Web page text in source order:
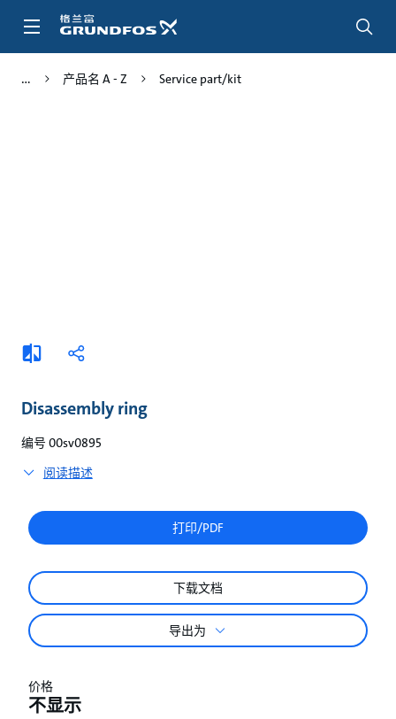
产品名 A - Z Service part/kit
添
加
分
Disassembly ring
编号 00sv0895
阅读描述
打印/PDF
下载文档
导出为
价格
不显示